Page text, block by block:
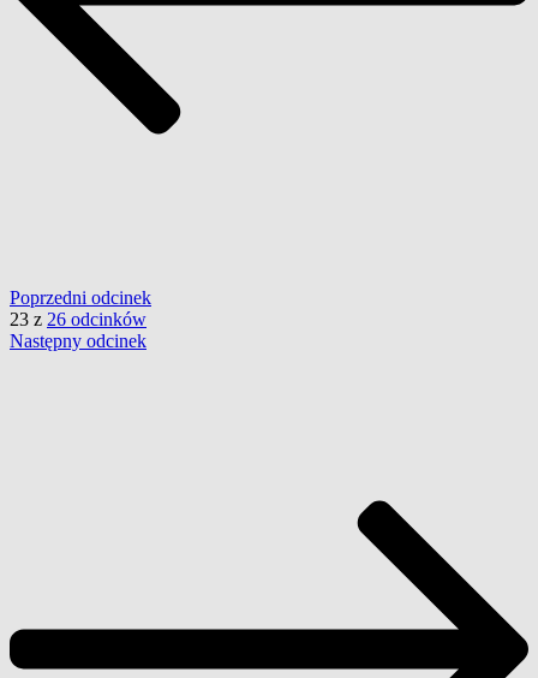
Poprzedni odcinek
23 z 26 odcinków
Następny odcinek